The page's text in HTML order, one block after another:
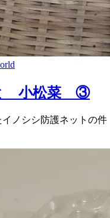
小松菜 ③
ノシシ防護ネットの件